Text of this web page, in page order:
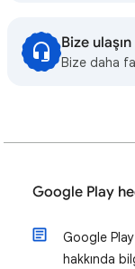
Bize ulaşın
Bize daha
Google Play
Google Play
hakkında